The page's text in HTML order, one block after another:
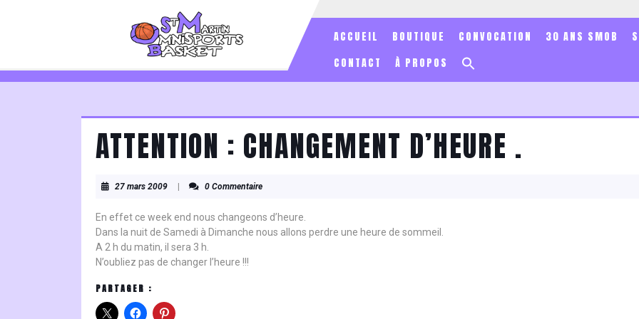
ACCUEIL BOUTIQUE CONVOCATION 30 ANS SMOB
CONTACT
À PROPOS
Search Button
ATTENTION : CHANGEMENT D’HEURE .
27 mars 200927
2009
0 Commentaire
En effet ce week end nous changeons d’heure.
Dans la nuit de Samedi à Dimanche nous allons perdre une heure de sommeil.
A 2 h du matin, il sera 3 h.
N’oubliez pas de changer l’heure !!!
PARTAGER :